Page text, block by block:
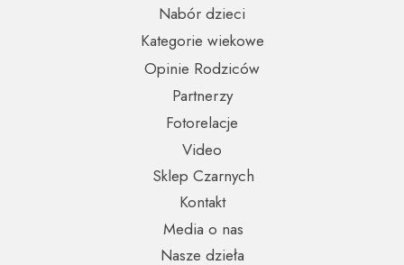
Partnerzy
Opinie Rodziców
Nabór dzieci
Sklep Czarnych
Video
Fotorelacje
Kontakt
Media o nas
Kategorie wiekowe
Nasze dzieła